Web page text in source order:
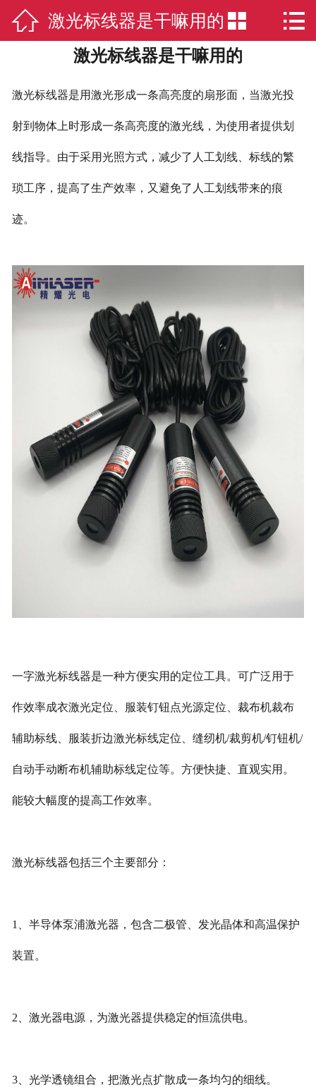
 网站首页
激光模组
新闻中心
关于我们
激光应用
荣誉资质
联系我们
 激光标线器是干嘛用的  
激光标线器是干嘛用的
激光标线器是用激光形成一条高亮度的扇形面，当激光投
射到物体上时形成一条高亮度的激光线，为使用者提供划
线指导。由于采用光照方式，减少了人工划线、标线的繁
琐工序，提高了生产效率，又避免了人工划线带来的痕
迹。
一字激光标线器是一种方便实用的定位工具。可广泛用于
作效率成衣激光定位、服装钉钮点光源定位、裁布机裁布
辅助标线、服装折边激光标线定位、缝纫机/裁剪机/钉钮机/
自动手动断布机辅助标线定位等。方便快捷、直观实用。
能较大幅度的提高工作效率。
激光标线器包括三个主要部分：
1、半导体泵浦激光器，包含二极管、发光晶体和高温保护
装置。
2、激光器电源，为激光器提供稳定的恒流供电。
3、光学透镜组合，把激光点扩散成一条均匀的细线。